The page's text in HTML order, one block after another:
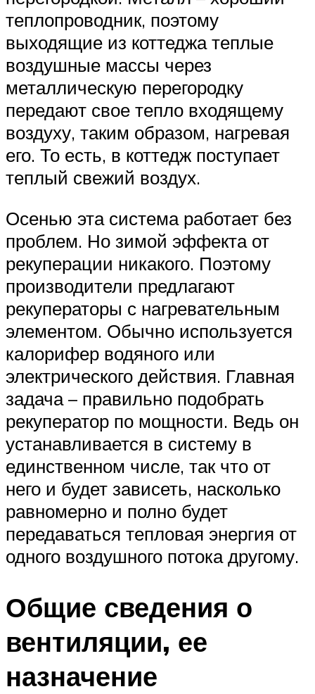
теплопроводник, поэтому
выходящие из коттеджа теплые
воздушные массы через
металлическую перегородку
передают свое тепло входящему
воздуху, таким образом, нагревая
его. То есть, в коттедж поступает
теплый свежий воздух.
Осенью эта система работает без
проблем. Но зимой эффекта от
рекуперации никакого. Поэтому
производители предлагают
рекуператоры с нагревательным
элементом. Обычно используется
калорифер водяного или
электрического действия. Главная
задача – правильно подобрать
рекуператор по мощности. Ведь он
устанавливается в систему в
единственном числе, так что от
него и будет зависеть, насколько
равномерно и полно будет
передаваться тепловая энергия от
одного воздушного потока другому.
Общие сведения о
вентиляции, ее
назначение